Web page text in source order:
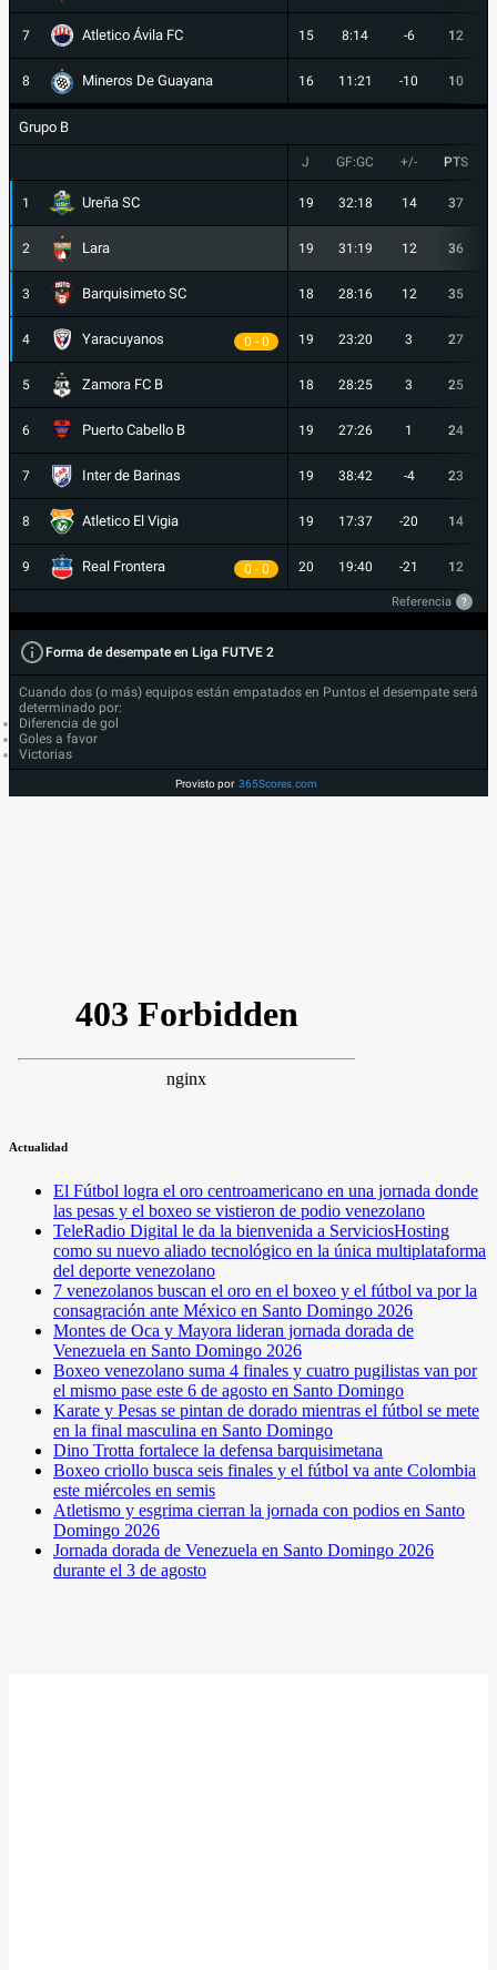
7 Atletico Ávila FC 15 8:14 -6 12
8 Mineros De Guayana 16 11:21 -10 10
Grupo B
J GF:GC +/- PTS
1 Ureña SC 19 32:18 14 37
2 Lara 19 31:19 12 36
3 Barquisimeto SC 18 28:16 12 35
4 Yaracuyanos 0 - 0 19 23:20 3 27
5 Zamora FC B 18 28:25 3 25
6 Puerto Cabello B 19 27:26 1 24
7 Inter de Barinas 19 38:42 -4 23
8 Atletico El Vigia 19 17:37 -20 14
9 Real Frontera 0 - 0 20 19:40 -21 12
Referencia ?
Forma de desempate en Liga FUTVE 2
Cuando dos (o más) equipos están empatados en Puntos el desempate será
determinado por:
Diferencia de gol
Goles a favor
Victorias
Provisto por 365Scores.com
Actualidad
El Fútbol logra el oro centroamericano en una jornada donde
las pesas y el boxeo se vistieron de podio venezolano
TeleRadio Digital le da la bienvenida a ServiciosHosting
como su nuevo aliado tecnológico en la única multiplataforma
del deporte venezolano
7 venezolanos buscan el oro en el boxeo y el fútbol va por la
consagración ante México en Santo Domingo 2026
Montes de Oca y Mayora lideran jornada dorada de
Venezuela en Santo Domingo 2026
Boxeo venezolano suma 4 finales y cuatro pugilistas van por
el mismo pase este 6 de agosto en Santo Domingo
Karate y Pesas se pintan de dorado mientras el fútbol se mete
en la final masculina en Santo Domingo
Dino Trotta fortalece la defensa barquisimetana
Boxeo criollo busca seis finales y el fútbol va ante Colombia
este miércoles en semis
Atletismo y esgrima cierran la jornada con podios en Santo
Domingo 2026
Jornada dorada de Venezuela en Santo Domingo 2026
durante el 3 de agosto